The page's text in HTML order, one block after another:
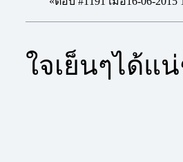
ใจเย็นๆได้แ